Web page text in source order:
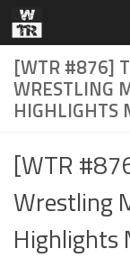
Zum Inhalt
[WTR #876]
WRESTLING
HIGHLIGHTS
[WTR
Wrestling
Highlights